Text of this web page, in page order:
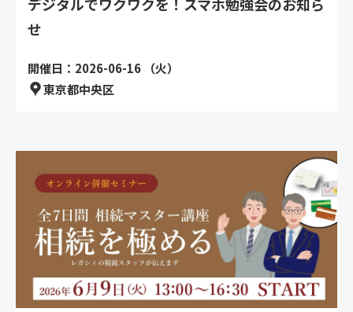
せ
開催日：2026-06-16 （火）
東京都中央区